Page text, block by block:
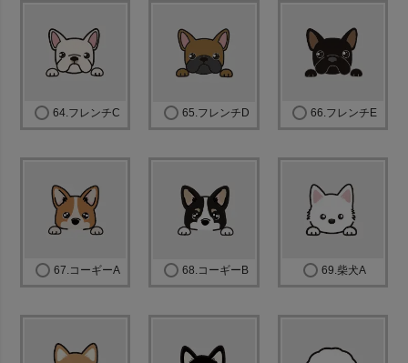
64.フレンチC 65.フレンチD 66.フレンチE
67.コーギーA 68.コーギーB 69.柴犬A